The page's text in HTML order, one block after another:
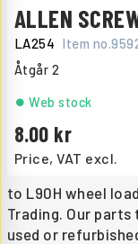
ALLEN
LA254 Item no.
Åtgår 2
Price, VAT excl.
8.00
Web stock
to L90H wheel
Trading. Our parts
used or